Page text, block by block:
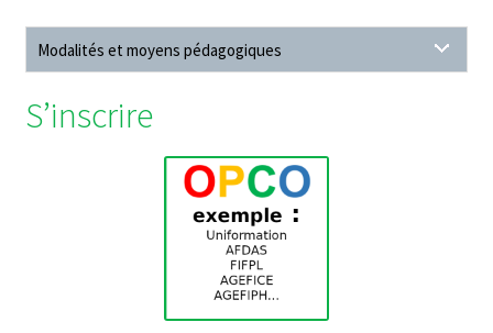
Modalités et moyens pédagogiques
S’inscrire